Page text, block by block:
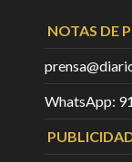
NOTAS DE
WhatsApp: